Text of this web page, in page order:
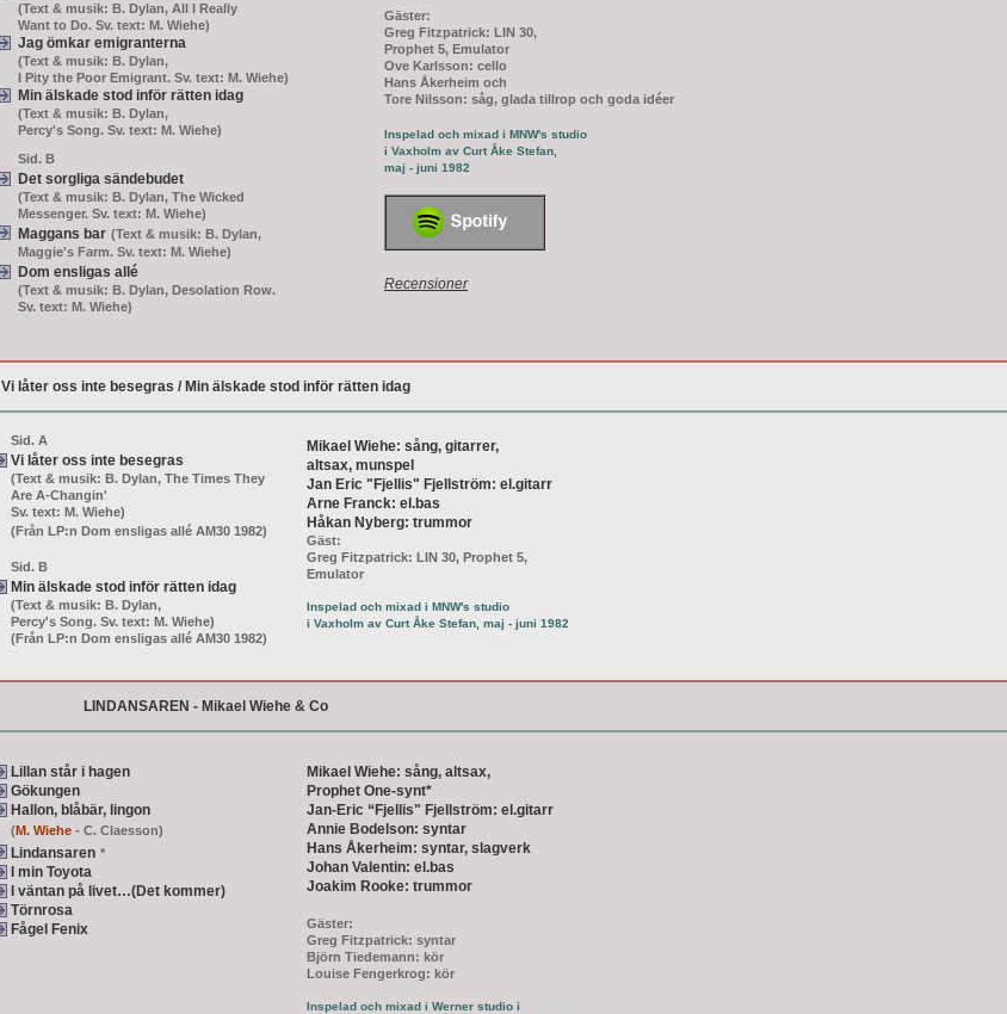
(Text & musik: B. Dylan, All I Really
Want to Do. Sv. text: M. Wiehe)
Jag ömkar emigranterna
(Text & musik: B. Dylan,
I Pity the Poor Emigrant. Sv. text: M. Wiehe)
Min älskade stod inför rätten idag
(Text & musik: B. Dylan,
Percy's Song. Sv. text: M. Wiehe)
Sid. B
Det sorgliga sändebudet
(Text & musik: B. Dylan, The Wicked
Messenger. Sv. text: M. Wiehe)
Maggans bar (Text & musik: B. Dylan,
Maggie's Farm. Sv. text: M. Wiehe)
Dom ensligas allé
(Text & musik: B. Dylan, Desolation Row.
Sv. text: M. Wiehe)
Gäster:
Greg Fitzpatrick: LIN 30,
Prophet 5, Emulator
Ove Karlsson: cello
Hans Åkerheim och
Tore Nilsson: såg, glada tillrop och goda idéer
Inspelad och mixad i MNW's studio
i Vaxholm av Curt Åke Stefan,
maj - juni 1982
Recensioner
Vi låter oss inte besegras / Min älskade stod inför rätten idag
Sid. A
Vi låter oss inte besegras
(Text & musik: B. Dylan, The Times They
Are A-Changin'
Sv. text: M. Wiehe)
(Från LP:n Dom ensligas allé AM30 1982)
Sid. B
Min älskade stod inför rätten idag
(Text & musik: B. Dylan,
Percy's Song. Sv. text: M. Wiehe)
(Från LP:n Dom ensligas allé AM30 1982)
Mikael Wiehe: sång, gitarrer,
altsax, munspel
Jan Eric "Fjellis" Fjellström: el.gitarr
Arne Franck: el.bas
Håkan Nyberg: trummor
Gäst:
Greg Fitzpatrick: LIN 30, Prophet 5,
Emulator
Inspelad och mixad i MNW's studio
i Vaxholm av Curt Åke Stefan, maj - juni 1982
LINDANSAREN - Mikael Wiehe & Co
Lillan står i hagen
Gökungen
Hallon, blåbär, lingon
(M. Wiehe - C. Claesson)
Lindansaren *
I min Toyota
I väntan på livet…(Det kommer)
Törnrosa
Fågel Fenix
Mikael Wiehe: sång, altsax,
Prophet One-synt*
Jan-Eric “Fjellis" Fjellström: el.gitarr
Annie Bodelson: syntar
Hans Åkerheim: syntar, slagverk
Johan Valentin: el.bas
Joakim Rooke: trummor
Gäster:
Greg Fitzpatrick: syntar
Björn Tiedemann: kör
Louise Fengerkrog: kör
Inspelad och mixad i Werner studio i